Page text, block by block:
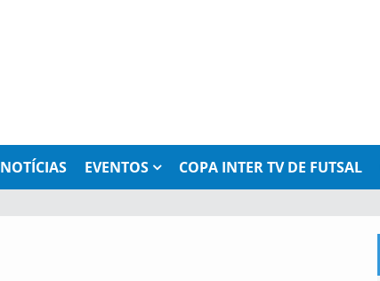
NOTÍCIAS EVENTOS COPA INTER TV DE FUTSAL